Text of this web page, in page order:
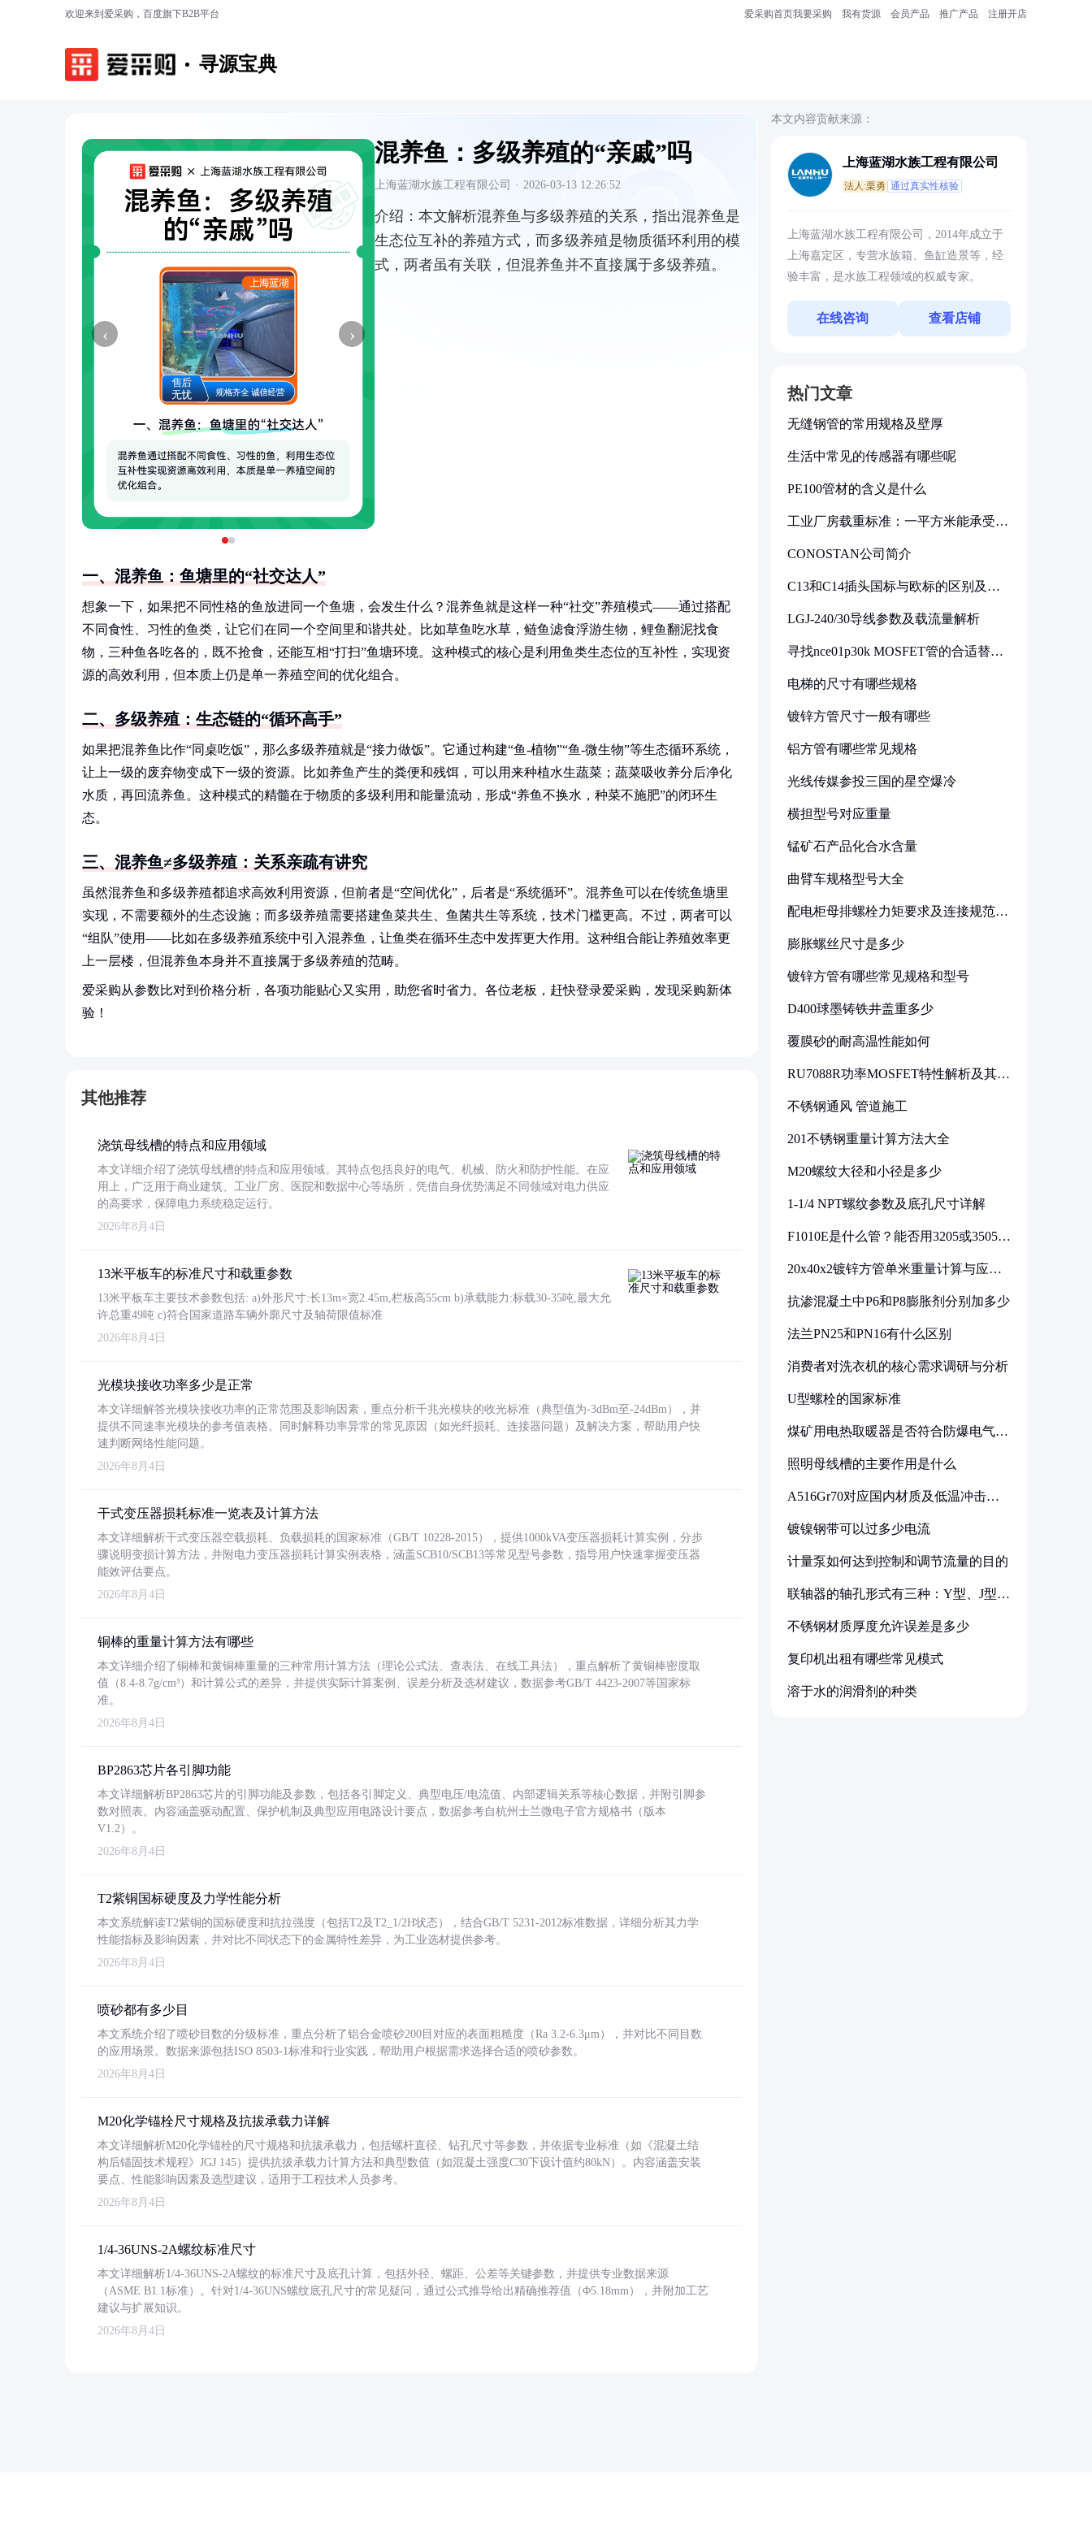
欢迎来到爱采购，百度旗下B2B平台 爱采购首页我要采购 我有货源 会员产品 推广产品 注册开店
寻源宝典
‹ ›
混养鱼：多级养殖的“亲戚”吗
上海蓝湖水族工程有限公司 · 2026-03-13 12:26:52
介绍： 本文解析混养鱼与多级养殖的关系，指出混养鱼是
生态位互补的养殖方式，而多级养殖是物质循环利用的模
式，两者虽有关联，但混养鱼并不直接属于多级养殖。
一、混养鱼：鱼塘里的“社交达人”
想象一下，如果把不同性格的鱼放进同一个鱼塘，会发生什么？混养鱼就是这样一种“社交”养殖模式——通过搭配
不同食性、习性的鱼类，让它们在同一个空间里和谐共处。比如草鱼吃水草，鲢鱼滤食浮游生物，鲤鱼翻泥找食
物，三种鱼各吃各的，既不抢食，还能互相“打扫”鱼塘环境。这种模式的核心是利用鱼类生态位的互补性，实现资
源的高效利用，但本质上仍是单一养殖空间的优化组合。
二、多级养殖：生态链的“循环高手”
如果把混养鱼比作“同桌吃饭”，那么多级养殖就是“接力做饭”。它通过构建“鱼-植物”“鱼-微生物”等生态循环系统，
让上一级的废弃物变成下一级的资源。比如养鱼产生的粪便和残饵，可以用来种植水生蔬菜；蔬菜吸收养分后净化
水质，再回流养鱼。这种模式的精髓在于物质的多级利用和能量流动，形成“养鱼不换水，种菜不施肥”的闭环生
态。
三、混养鱼≠多级养殖：关系亲疏有讲究
虽然混养鱼和多级养殖都追求高效利用资源，但前者是“空间优化”，后者是“系统循环”。混养鱼可以在传统鱼塘里
实现，不需要额外的生态设施；而多级养殖需要搭建鱼菜共生、鱼菌共生等系统，技术门槛更高。不过，两者可以
“组队”使用——比如在多级养殖系统中引入混养鱼，让鱼类在循环生态中发挥更大作用。这种组合能让养殖效率更
上一层楼，但混养鱼本身并不直接属于多级养殖的范畴。
爱采购从参数比对到价格分析，各项功能贴心又实用，助您省时省力。各位老板，赶快登录爱采购，发现采购新体
验！
其他推荐
浇筑母线槽的特点和应用领域
本文详细介绍了浇筑母线槽的特点和应用领域。其特点包括良好的电气、机械、防火和防护性能。在应
用上，广泛用于商业建筑、工业厂房、医院和数据中心等场所，凭借自身优势满足不同领域对电力供应
的高要求，保障电力系统稳定运行。
2026年8月4日
13米平板车的标准尺寸和载重参数
13米平板车主要技术参数包括: a)外形尺寸:长13m×宽2.45m,栏板高55cm b)承载能力:标载30-35吨,最大允
许总重49吨 c)符合国家道路车辆外廓尺寸及轴荷限值标准
2026年8月4日
光模块接收功率多少是正常
本文详细解答光模块接收功率的正常范围及影响因素，重点分析千兆光模块的收光标准（典型值为-3dBm至-24dBm），并
提供不同速率光模块的参考值表格。同时解释功率异常的常见原因（如光纤损耗、连接器问题）及解决方案，帮助用户快
速判断网络性能问题。
2026年8月4日
干式变压器损耗标准一览表及计算方法
本文详细解析干式变压器空载损耗、负载损耗的国家标准（GB/T 10228-2015），提供1000kVA变压器损耗计算实例，分步
骤说明变损计算方法，并附电力变压器损耗计算实例表格，涵盖SCB10/SCB13等常见型号参数，指导用户快速掌握变压器
能效评估要点。
2026年8月4日
铜棒的重量计算方法有哪些
本文详细介绍了铜棒和黄铜棒重量的三种常用计算方法（理论公式法、查表法、在线工具法），重点解析了黄铜棒密度取
值（8.4-8.7g/cm³）和计算公式的差异，并提供实际计算案例、误差分析及选材建议，数据参考GB/T 4423-2007等国家标
准。
2026年8月4日
BP2863芯片各引脚功能
本文详细解析BP2863芯片的引脚功能及参数，包括各引脚定义、典型电压/电流值、内部逻辑关系等核心数据，并附引脚参
数对照表。内容涵盖驱动配置、保护机制及典型应用电路设计要点，数据参考自杭州士兰微电子官方规格书（版本
V1.2）。
2026年8月4日
T2紫铜国标硬度及力学性能分析
本文系统解读T2紫铜的国标硬度和抗拉强度（包括T2及T2_1/2H状态），结合GB/T 5231-2012标准数据，详细分析其力学
性能指标及影响因素，并对比不同状态下的金属特性差异，为工业选材提供参考。
2026年8月4日
喷砂都有多少目
本文系统介绍了喷砂目数的分级标准，重点分析了铝合金喷砂200目对应的表面粗糙度（Ra 3.2-6.3μm），并对比不同目数
的应用场景。数据来源包括ISO 8503-1标准和行业实践，帮助用户根据需求选择合适的喷砂参数。
2026年8月4日
M20化学锚栓尺寸规格及抗拔承载力详解
本文详细解析M20化学锚栓的尺寸规格和抗拔承载力，包括螺杆直径、钻孔尺寸等参数，并依据专业标准（如《混凝土结
构后锚固技术规程》JGJ 145）提供抗拔承载力计算方法和典型数值（如混凝土强度C30下设计值约80kN）。内容涵盖安装
要点、性能影响因素及选型建议，适用于工程技术人员参考。
2026年8月4日
1/4-36UNS-2A螺纹标准尺寸
本文详细解析1/4-36UNS-2A螺纹的标准尺寸及底孔计算，包括外径、螺距、公差等关键参数，并提供专业数据来源
（ASME B1.1标准）。针对1/4-36UNS螺纹底孔尺寸的常见疑问，通过公式推导给出精确推荐值（Φ5.18mm），并附加工艺
建议与扩展知识。
2026年8月4日
本文内容贡献来源：
上海蓝湖水族工程有限公司
法人:栗勇 通过真实性核验
上海蓝湖水族工程有限公司，2014年成立于
上海嘉定区，专营水族箱、鱼缸造景等，经
验丰富，是水族工程领域的权威专家。
在线咨询 查看店铺
热门文章
无缝钢管的常用规格及壁厚
生活中常见的传感器有哪些呢
PE100管材的含义是什么
工业厂房载重标准：一平方米能承受多
CONOSTAN公司简介
C13和C14插头国标与欧标的区别及其
LGJ-240/30导线参数及载流量解析
寻找nce01p30k MOSFET管的合适替代
电梯的尺寸有哪些规格
镀锌方管尺寸一般有哪些
铝方管有哪些常见规格
光线传媒参投三国的星空爆冷
横担型号对应重量
锰矿石产品化合水含量
曲臂车规格型号大全
配电柜母排螺栓力矩要求及连接规范详
膨胀螺丝尺寸是多少
镀锌方管有哪些常见规格和型号
D400球墨铸铁井盖重多少
覆膜砂的耐高温性能如何
RU7088R功率MOSFET特性解析及其在
不锈钢通风 管道施工
201不锈钢重量计算方法大全
M20螺纹大径和小径是多少
1-1/4 NPT螺纹参数及底孔尺寸详解
F1010E是什么管？能否用3205或3505代
20x40x2镀锌方管单米重量计算与应用
抗渗混凝土中P6和P8膨胀剂分别加多少
法兰PN25和PN16有什么区别
消费者对洗衣机的核心需求调研与分析
U型螺栓的国家标准
煤矿用电热取暖器是否符合防爆电气设
照明母线槽的主要作用是什么
A516Gr70对应国内材质及低温冲击要
镀镍钢带可以过多少电流
计量泵如何达到控制和调节流量的目的
联轴器的轴孔形式有三种：Y型、J型、
不锈钢材质厚度允许误差是多少
复印机出租有哪些常见模式
溶于水的润滑剂的种类